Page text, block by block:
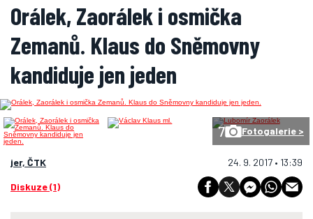
Orálek, Zaorálek i osmička
Zemanů. Klaus do Sněmovny
kandiduje jen jeden
7 Fotogalerie >
jer, ČTK 24. 9. 2017 • 13:39
Diskuze (1)